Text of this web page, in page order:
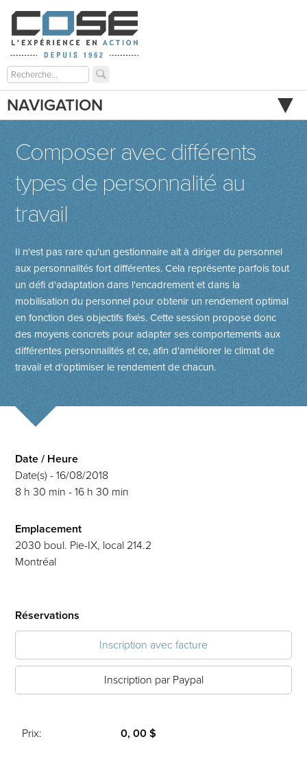
NAVIGATION
Composer avec différents
types de personnalité au
travail
Il n'est pas rare qu'un gestionnaire ait à diriger du personnel
aux personnalités fort différentes. Cela représente parfois tout
un défi d'adaptation dans l'encadrement et dans la
mobilisation du personnel pour obtenir un rendement optimal
en fonction des objectifs fixés. Cette session propose donc
des moyens concrets pour adapter ses comportements aux
différentes personnalités et ce, afin d'améliorer le climat de
travail et d'optimiser le rendement de chacun.
Date / Heure
Date(s) - 16/08/2018
8 h 30 min - 16 h 30 min
Emplacement
2030 boul. Pie-IX, local 214.2
Montréal
Réservations
Inscription avec facture
Inscription par Paypal
Prix: 0, 00 $